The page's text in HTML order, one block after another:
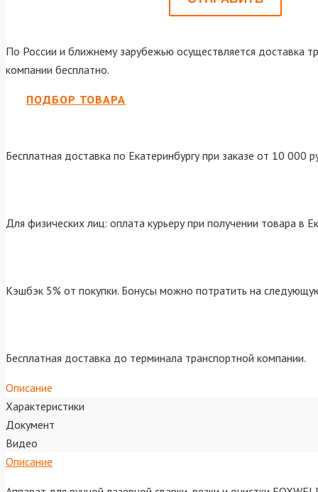
По России и ближнему зарубежью осуществляется доставка
компании бесплатно.
ПОДБОР ТОВАРА
Бесплатная доставка по Екатеринбургу при заказе от 10 000
Для физических лиц: оплата курьеру при получении товара в
Кэшбэк 5% от покупки. Бонусы можно потратить на
Бесплатная доставка до терминала транспортной компании.
Описание
Характеристики
Документ
Видео
Описание